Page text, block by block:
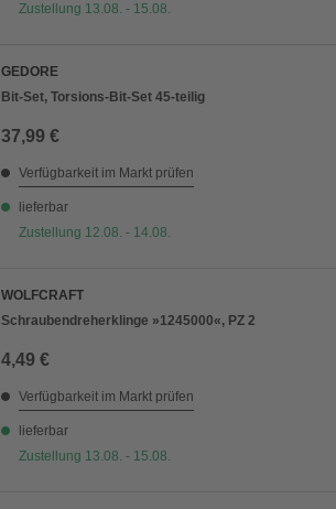
Zustellung 13.08. - 15.08.
GEDORE
Bit-Set, Torsions-Bit-Set 45-teilig
37,99 €
Verfügbarkeit im Markt prüfen
lieferbar
Zustellung 12.08. - 14.08.
WOLFCRAFT
Schraubendreherklinge »1245000«, PZ 2
4,49 €
Verfügbarkeit im Markt prüfen
lieferbar
Zustellung 13.08. - 15.08.